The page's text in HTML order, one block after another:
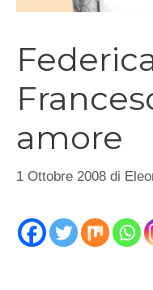
amore
1 Ottobre 2008 di